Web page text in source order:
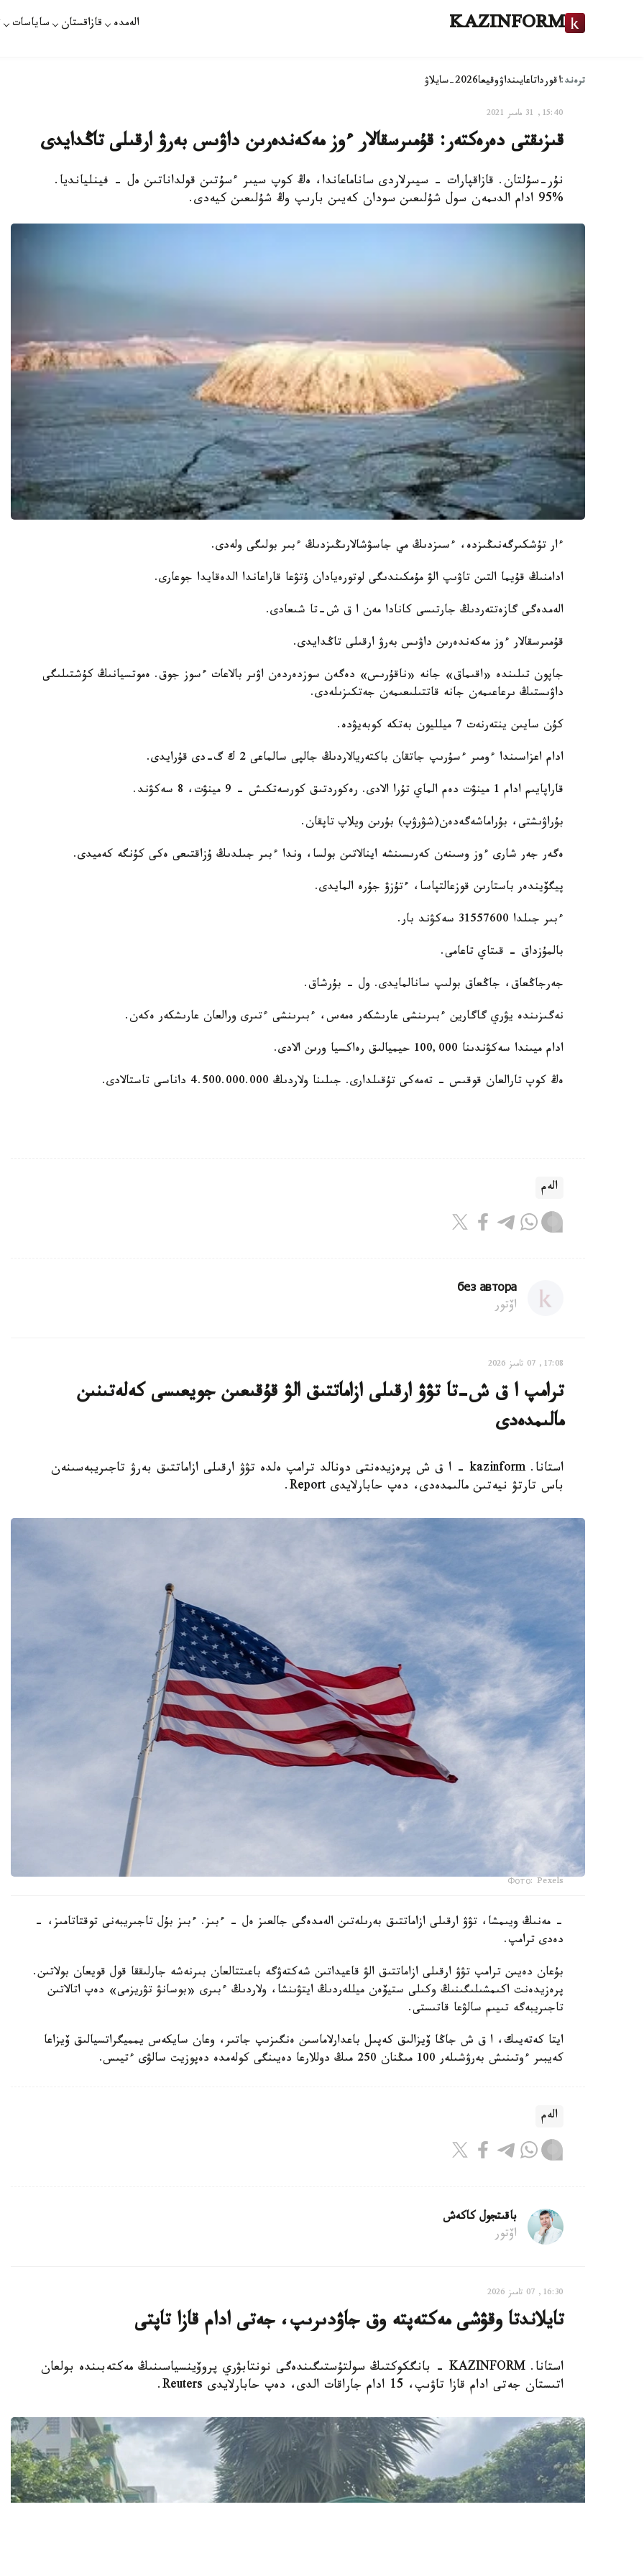
KAZINFORM الەمدە قازاقستان ساياسات
ترەند:اقورداتاعايىنداۋوقيعا2026-سايلاۋ
15:40, 31 مامىر 2021
قىزىقتى دەرەكتەر: قۇمىرسقالار ءوز مەكەندەرىن داۋىس بەرۋ ارقىلى تاڭدايدى
نۇر-سۇلتان. قازاقپارات - سيىرلاردى ساناماعاندا، ەڭ كوپ سيىر ءسۇتىن قولداناتىن ەل - فينليانديا.
%95 ادام الدىمەن سول شۇلىعىن سودان كەيىن بارىپ وڭ شۇلىعىن كيەدى.
ءار تۇشكىرگەنىڭىزدە، ءسىزدىڭ مي جاسۋشالارىڭىزدىڭ ءبىر بولىگى ولەدى.
ادامنىڭ قۇيما التىن تاۋىپ الۋ مۇمكىندىگى لوتورەيادان ۇتۋعا قاراعاندا الدەقايدا جوعارى.
الەمدەگى گازەتتەردىڭ جارتىسى كانادا مەن ا ق ش-تا شىعادى.
قۇمىرسقالار ءوز مەكەندەرىن داۋىس بەرۋ ارقىلى تاڭدايدى.
جاپون تىلىندە «اقىماق» جانە «ناقۇرىس» دەگەن سوزدەردەن اۋىر بالاعات ءسوز جوق. ەموتسيانىڭ كۇشتىلىگى
داۋىستىڭ ىرعاعىمەن جانە قاتتىلىعىمەن جەتكىزىلەدى.
كۇن سايىن ينتەرنەت 7 ميلليون بەتكە كوبەيۋدە.
ادام اعزاسىندا ءومىر ءسۇرىپ جاتقان باكتەريالاردىڭ جالپى سالماعى 2 ك گ-دى قۇرايدى.
قاراپايىم ادام 1 مينۋت دەم الماي تۇرا الادى. رەكوردتىق كورسەتكىش - 9 مينۋت، 8 سەكۋند.
بۇراۋىشتى، بۇراماشەگەدەن(شۋرۋپ) بۇرىن ويلاپ تاپقان.
ەگەر جەر شارى ءوز وسىنەن كەرىسىنشە اينالاتىن بولسا، وندا ءبىر جىلدىڭ ۇزاقتىعى ەكى كۇنگە كەميدى.
پيگۆيندەر باستارىن قوزعالتپاسا، ءتۇزۋ جۇرە المايدى.
ءبىر جىلدا 31557600 سەكۋند بار.
بالمۇزداق - قىتاي تاعامى.
جەرجاڭعاق، جاڭعاق بولىپ سانالمايدى. ول - بۇرشاق.
نەگىزىندە يۋري گاگارين ءبىرىنشى عارىشكەر ەمەس، ءبىرىنشى ءتىرى ورالعان عارىشكەر ەكەن.
ادام ميىندا سەكۋندىنا 100,000 حيميالىق رەاكسيا ورىن الادى.
ەڭ كوپ تارالعان قوقىس - تەمەكى تۇقىلدارى. جىلىنا ولاردىڭ 4.500.000.000 داناسى تاستالادى.
الەم
без автора
اۆتور
17:08, 07 تامىز 2026
ترامپ ا ق ش-تا تۋۋ ارقىلى ازاماتتىق الۋ قۇقىعىن جويعىسى كەلەتىنىن
مالىمدەدى
استانا. kazinform - ا ق ش پرەزيدەنتى دونالد ترامپ ەلدە تۋۋ ارقىلى ازاماتتىق بەرۋ تاجىريبەسىنەن
باس تارتۋ نيەتىن مالىمدەدى، دەپ حابارلايدى Report.
Фото: Pexels
- مەنىڭ ويىمشا، تۋۋ ارقىلى ازاماتتىق بەرىلەتىن الەمدەگى جالعىز ەل - ءبىز. ءبىز بۇل تاجىريبەنى توقتاتامىز، -
دەدى ترامپ.
بۇعان دەيىن ترامپ تۋۋ ارقىلى ازاماتتىق الۋ قاعيداتىن شەكتەۋگە باعىتتالعان بىرنەشە جارلىققا قول قويعان بولاتىن.
پرەزيدەنت اكىمشىلىگىنىڭ وكىلى ستيۆەن ميللەردىڭ ايتۋىنشا، ولاردىڭ ءبىرى «بوسانۋ تۋريزمى» دەپ اتالاتىن
تاجىريبەگە تىيىم سالۋعا قاتىستى.
ايتا كەتەيىك، ا ق ش جاڭا ۆيزالىق كەپىل باعدارلاماسىن ەنگىزىپ جاتىر، وعان سايكەس يمميگراتسيالىق ۆيزاعا
كەيبىر ءوتىنىش بەرۋشىلەر 100 مىڭنان 250 مىڭ دوللارعا دەيىنگى كولەمدە دەپوزيت سالۋى ءتيىس.
الەم
باقىتجول كاكەش
اۆتور
16:30, 07 تامىز 2026
تايلاندتا وقۋشى مەكتەپتە وق جاۋدىرىپ، جەتى ادام قازا تاپتى
استانا. KAZINFORM - بانگكوكتىڭ سولتۇستىگىندەگى نونتابۋري پروۆينسياسىنىڭ مەكتەبىندە بولعان
اتىستان جەتى ادام قازا تاۋىپ، 15 ادام جاراقات الدى، دەپ حابارلايدى Reuters.